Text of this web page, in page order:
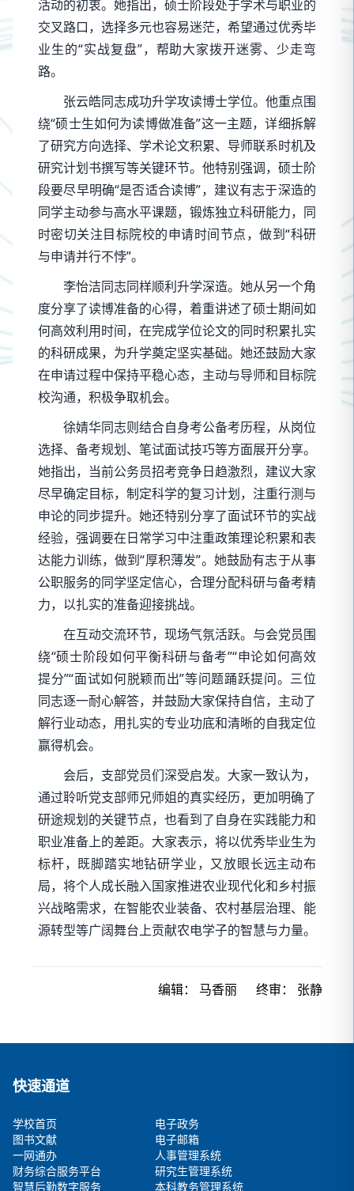
活动的初衷。她指出，硕士阶段处于学术与职业的
交叉路口，选择多元也容易迷茫，希望通过优秀毕
业生的“实战复盘”，帮助大家拨开迷雾、少走弯
路。
张云皓同志成功升学攻读博士学位。他重点围
绕“硕士生如何为读博做准备”这一主题，详细拆解
了研究方向选择、学术论文积累、导师联系时机及
研究计划书撰写等关键环节。他特别强调，硕士阶
段要尽早明确“是否适合读博”，建议有志于深造的
同学主动参与高水平课题，锻炼独立科研能力，同
时密切关注目标院校的申请时间节点，做到“科研
与申请并行不悖”。
李怡洁同志同样顺利升学深造。她从另一个角
度分享了读博准备的心得，着重讲述了硕士期间如
何高效利用时间，在完成学位论文的同时积累扎实
的科研成果，为升学奠定坚实基础。她还鼓励大家
在申请过程中保持平稳心态，主动与导师和目标院
校沟通，积极争取机会。
徐婧华同志则结合自身考公备考历程，从岗位
选择、备考规划、笔试面试技巧等方面展开分享。
她指出，当前公务员招考竞争日趋激烈，建议大家
尽早确定目标，制定科学的复习计划，注重行测与
申论的同步提升。她还特别分享了面试环节的实战
经验，强调要在日常学习中注重政策理论积累和表
达能力训练，做到“厚积薄发”。她鼓励有志于从事
公职服务的同学坚定信心，合理分配科研与备考精
力，以扎实的准备迎接挑战。
在互动交流环节，现场气氛活跃。与会党员围
绕“硕士阶段如何平衡科研与备考”“申论如何高效
提分”“面试如何脱颖而出”等问题踊跃提问。三位
同志逐一耐心解答，并鼓励大家保持自信，主动了
解行业动态，用扎实的专业功底和清晰的自我定位
赢得机会。
会后，支部党员们深受启发。大家一致认为，
通过聆听党支部师兄师姐的真实经历，更加明确了
研途规划的关键节点，也看到了自身在实践能力和
职业准备上的差距。大家表示，将以优秀毕业生为
标杆，既脚踏实地钻研学业，又放眼长远主动布
局，将个人成长融入国家推进农业现代化和乡村振
兴战略需求，在智能农业装备、农村基层治理、能
源转型等广阔舞台上贡献农电学子的智慧与力量。
编辑： 马香丽 终审： 张静
快速通道
学校首页
电子政务
图书文献
电子邮箱
一网通办
人事管理系统
财务综合服务平台
研究生管理系统
智慧后勤数字服务
本科教务管理系统